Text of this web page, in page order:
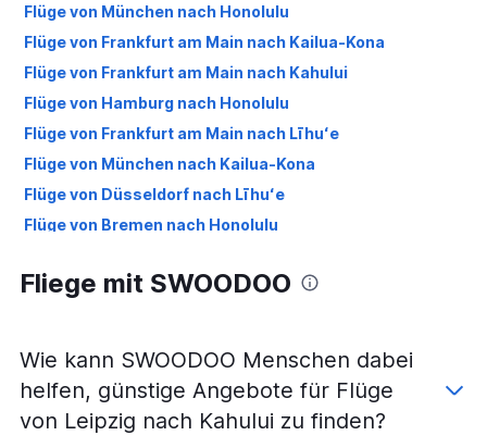
Flüge von München nach Honolulu
Flüge von Frankfurt am Main nach Kailua-Kona
Flüge von Frankfurt am Main nach Kahului
Flüge von Hamburg nach Honolulu
Flüge von Frankfurt am Main nach Līhuʻe
Flüge von München nach Kailua-Kona
Flüge von Düsseldorf nach Līhuʻe
Flüge von Bremen nach Honolulu
Flüge von Düsseldorf nach Kahului
Flüge von Düsseldorf nach Kailua-Kona
Flüge von Dresden nach Honolulu
Fliege mit SWOODOO
Wie kann SWOODOO Menschen dabei
helfen, günstige Angebote für Flüge
von Leipzig nach Kahului zu finden?